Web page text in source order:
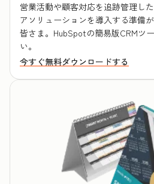
営業活動や顧客対応を追跡管理し
アソリューションを導入する準備
皆さま。HubSpotの簡易版CRMツ
い。
今すぐ無料ダウンロードする